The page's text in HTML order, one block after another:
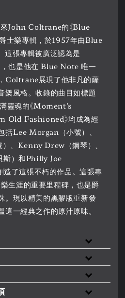
John Coltrane的《Blue
士樂專輯，於1957年由Blue
張專輯被廣泛認為是
也是他在 Blue Note 唯一
Coltrane展現了他非凡的薩
樂風格。收錄的曲目如標題
靈魂的《Moment's
Old Fashioned》均成為經
括Lee Morgan（小號）、
、Kenny Drew（鋼琴）、
）和Philly Joe
了這張不朽的作品。這張專
生涯的重要里程碑，也是爵
。現以精美的黑膠版重新發
一經典之作的原汁原味。